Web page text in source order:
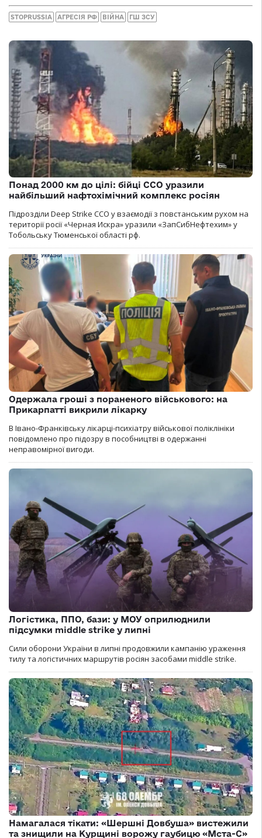
STOPRUSSIA АГРЕСІЯ РФ ВІЙНА ГШ ЗСУ
Понад 2000 км до цілі: бійці ССО уразили
найбільший нафтохімічний комплекс росіян
Підрозділи Deep Strike ССО у взаємодії з повстанським рухом на
території росії «Черная Искра» уразили «ЗапСибНефтехим» у
Тобольську Тюменської області рф.
Одержала гроші з пораненого військового: на
Прикарпатті викрили лікарку
В Івано-Франківську лікарці-психіатру військової поліклініки
повідомлено про підозру в пособництві в одержанні
неправомірної вигоди.
Логістика, ППО, бази: у МОУ оприлюднили
підсумки middle strike у липні
Сили оборони України в липні продовжили кампанію ураження
тилу та логістичних маршрутів росіян засобами middle strike.
Намагалася тікати: «Шершні Довбуша» вистежили
та знищили на Курщині ворожу гаубицю «Мста-С»